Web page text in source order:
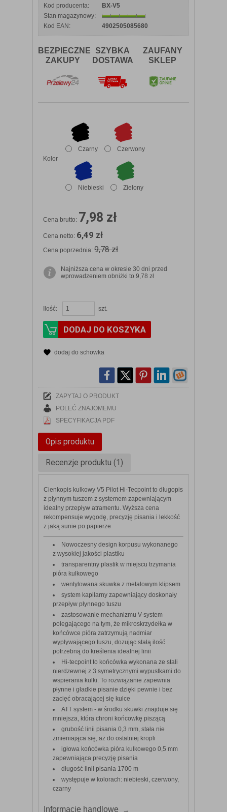
Kod producenta:
BX-V5
Stan magazynowy:
Kod EAN:
4902505085680
BEZPIECZNE
ZAKUPY
SZYBKA
DOSTAWA
ZAUFANY
SKLEP
Kolor
Czarny Czerwony
Niebieski Zielony
Cena brutto: 7,98 zł
Cena netto: 6,49 zł
Cena poprzednia: 9,78 zł
Najniższa cena w okresie 30 dni przed
wprowadzeniem obniżki to 9,78 zł
Ilość: szt.
DODAJ DO KOSZYKA
dodaj do schowka
ZAPYTAJ O PRODUKT
POLEĆ ZNAJOMEMU
SPECYFIKACJA PDF
Opis produktu
Recenzje produktu (1)
Cienkopis kulkowy V5 Pilot Hi-Tecpoint to długopis
z płynnym tuszem z systemem zapewniającym
idealny przepływ atramentu. Wyższa cena
rekompensuje wygodę, precyzję pisania i lekkość
z jaką sunie po papierze
Nowoczesny design korpusu wykonanego
z wysokiej jakości plastiku
transparentny plastik w miejscu trzymania
pióra kulkowego
wentylowana skuwka z metalowym klipsem
system kapilarny zapewniający doskonały
przepływ płynnego tuszu
zastosowanie mechanizmu V-system
polegającego na tym, że mikroskrzydełka w
końcówce pióra zatrzymują nadmiar
wypływającego tuszu, dozując stałą ilość
potrzebną do kreślenia idealnej linii
Hi-tecpoint to końcówka wykonana ze stali
nierdzewnej z 3 symetrycznymi wypustkami do
wspierania kulki. To rozwiązanie zapewnia
płynne i gładkie pisanie dzięki pewnie i bez
zacięć obracającej się kulce
ATT system - w środku skuwki znajduje się
mniejsza, która chroni końcowkę piszącą
grubość linii pisania 0,3 mm, stała nie
zmieniająca się, aż do ostatniej kropli
igłowa końcówka pióra kulkowego 0,5 mm
zapewniająca precyzję pisania
długość linii pisania 1700 m
występuje w kolorach: niebieski, czerwony,
czarny
Informacje handlowe